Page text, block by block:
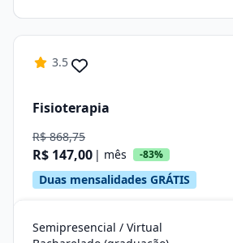
3.5
Fisioterapia
R$ 868,75
R$ 147,00 | mês -83%
Duas mensalidades GRÁTIS
Semipresencial / Virtual